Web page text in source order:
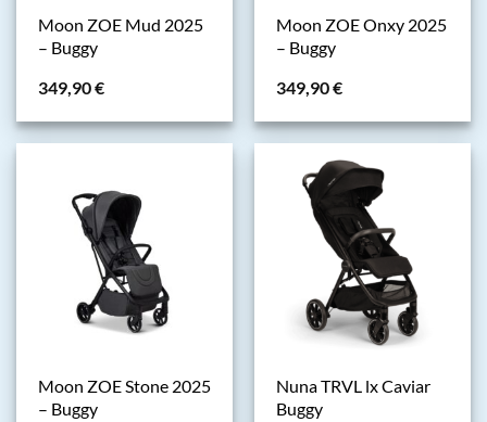
Moon ZOE Mud 2025
– Buggy
349,90€
Moon ZOE Onxy 2025
– Buggy
349,90€
Moon ZOE Stone 2025
– Buggy
Nuna TRVL lx Caviar
Buggy